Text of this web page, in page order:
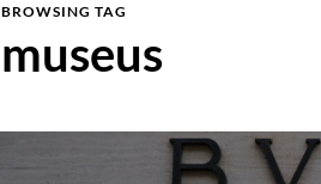
BROWSING TAG
museus